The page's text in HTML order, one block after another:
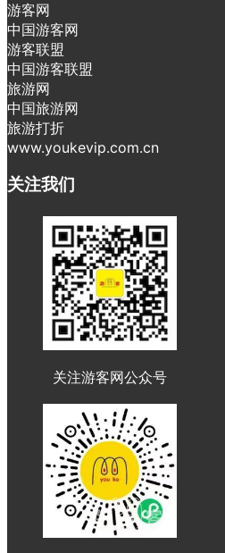
游客网
中国游客网
游客联盟
中国游客联盟
旅游网
中国旅游网
旅游打折
www.youkevip.com.cn
关注我们
关注游客网公众号